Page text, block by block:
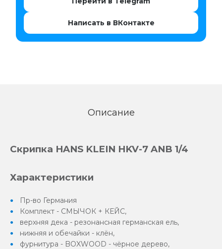
Написать в ВКонтакте
Описание
Скрипка HANS KLEIN HKV-7 ANB 1/4
Характеристики
Пр-во Германия
Комплект - СМЫЧОК + КЕЙС,
верхняя дека - резонансная германская ель,
нижняя и обечайки - клён,
фурнитура - BOXWOOD - чёрное дерево,